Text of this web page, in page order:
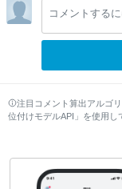
コメントする
注目コメント算出アルゴ
位付けモデルAPI」を使用し